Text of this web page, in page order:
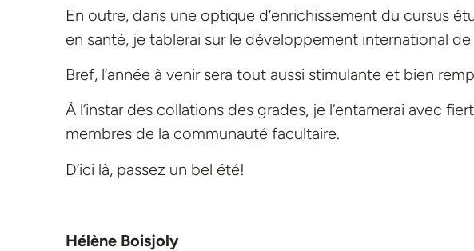
En outre, dans une optique d’enrichissement du cursus
en santé, je tablerai sur le développement international
Bref, l’année à venir sera tout aussi stimulante et bien
À l’instar des collations des grades, je l’entamerai avec
membres de la communauté facultaire.
D’ici là, passez un bel été!
Hélène Boisjoly